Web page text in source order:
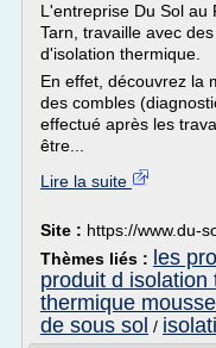
L'entreprise Du Sol au
Tarn, travaille avec
d'isolation thermique.
En effet, découvrez la
des combles
effectué après les
être...
Lire la suite
Site : https://www.du-
Thèmes liés : les
produit d isolation
thermique mousse
de sous sol /